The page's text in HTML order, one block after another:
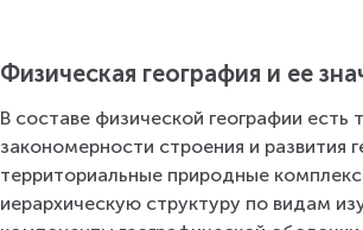
Физическая география и ее
В составе физической географии
закономерности строения и
территориальные природные
иерархическую структуру по видам